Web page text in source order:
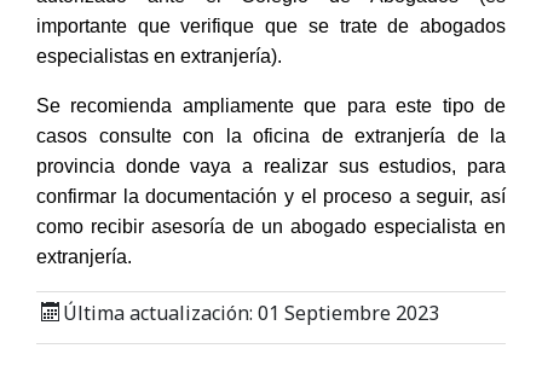
importante que verifique que se trate de abogados
especialistas en extranjería).
Se recomienda ampliamente que para este tipo de
casos consulte con la oficina de extranjería de la
provincia donde vaya a realizar sus estudios, para
confirmar la documentación y el proceso a seguir, así
como recibir asesoría de un abogado especialista en
extranjería.
Última actualización: 01 Septiembre 2023